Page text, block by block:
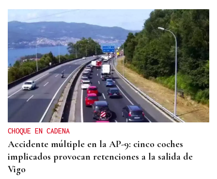
CHOQUE EN CADENA
Accidente múltiple en la AP-9: cinco coches
implicados provocan retenciones a la salida de
Vigo